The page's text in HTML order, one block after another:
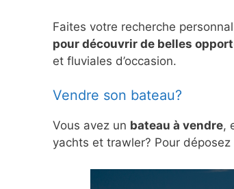
Faites votre recherche
pour découvrir de belles
et fluviales d’occasion.
Vendre son bateau?
Vous avez un bateau à vendre,
yachts et trawler? Pour déposez